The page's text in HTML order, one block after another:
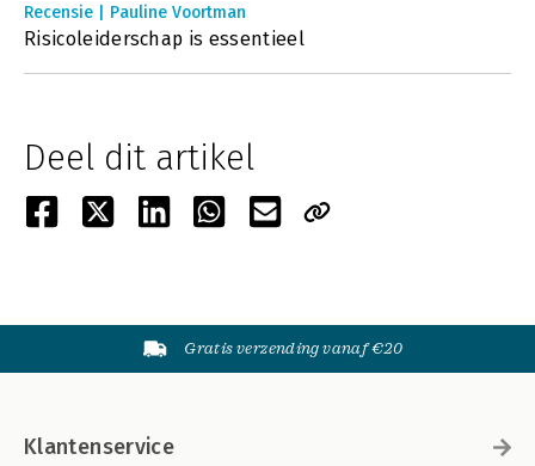
Recensie | Pauline Voortman
Risicoleiderschap is essentieel
Deel dit artikel
Gratis verzending vanaf €20
Klantenservice